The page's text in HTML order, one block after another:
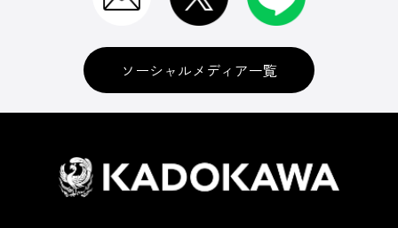
ソーシャルメディア一覧